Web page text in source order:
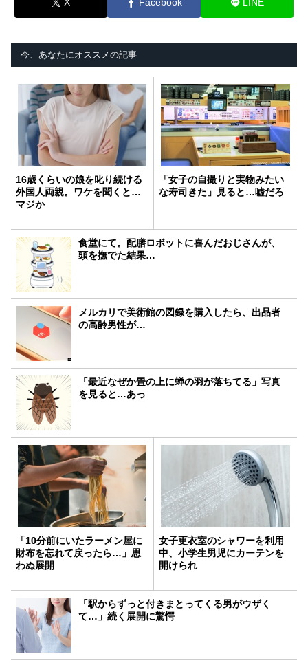
X Facebook LINE
今、あなたにオススメの記事
16歳くらいの娘を叱り続ける
外国人両親。ワケを聞くと…
マジか
「女子の自撮りと実物みたい
な寿司きた」見ると…嘘だろ
食堂にて。配膳ロボットに喜んだおじさんが、
頭を撫でた結果…
メルカリで美術館の図録を購入したら、出品者
の高齢男性が…
「最近なぜか畳の上に蝉の羽が落ちてる」写真
を見ると…あっ
「10分前にいたラーメン屋に
財布を忘れて戻ったら…」思
わぬ展開
女子更衣室のシャワーを利用
中、小学生男児にカーテンを
開けられ
「駅からずっと付きまとってくる男がウザく
て…」続く展開に驚愕